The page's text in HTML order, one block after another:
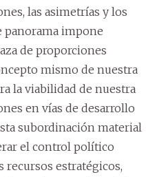
las asimetrías y los
panorama impone
de proporciones
mismo de nuestra
la viabilidad de nuestra
en vías de desarrollo
subordinación material
el control político
recursos estratégicos,